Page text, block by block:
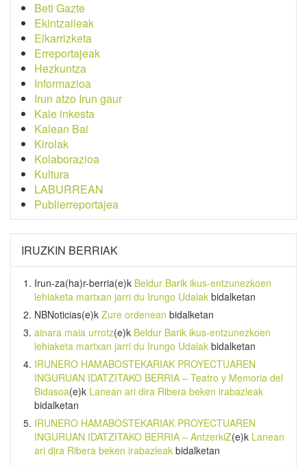
Beti Gazte
Ekintzaileak
Elkarrizketa
Erreportajeak
Hezkuntza
Informazioa
Irun atzo Irun gaur
Kale inkesta
Kalean Bai
Kirolak
Kolaborazioa
Kultura
LABURREAN
Publierreportajea
IRUZKIN BERRIAK
Irun-za(ha)r-berria(e)k Beldur Barik ikus-entzunezkoen
lehiaketa martxan jarri du Irungo Udalak bidalketan
NBNoticias(e)k Zure ordenean bidalketan
ainara maia urrotz(e)k Beldur Barik ikus-entzunezkoen
lehiaketa martxan jarri du Irungo Udalak bidalketan
IRUNERO HAMABOSTEKARIAK PROYECTUAREN
INGURUAN IDATZITAKO BERRIA – Teatro y Memoria del
Bidasoa(e)k Lanean ari dira Ribera beken irabazleak
bidalketan
IRUNERO HAMABOSTEKARIAK PROYECTUAREN
INGURUAN IDATZITAKO BERRIA – AntzerkiZ(e)k Lanean
ari dira Ribera beken irabazleak bidalketan